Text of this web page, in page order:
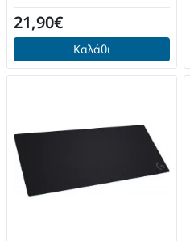
21,90€
Καλάθι